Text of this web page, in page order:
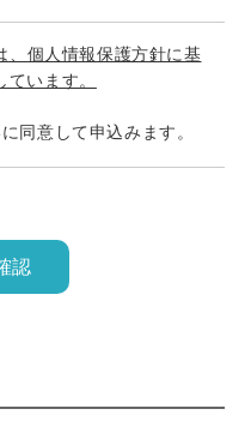
個人情報保護方針に基
います。
同意して申込みます。